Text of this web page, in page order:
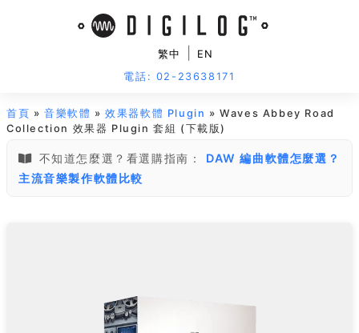
繁中
EN
電話: 02-23638171
首頁 »音樂軟體 »效果器軟體 Plugin » Waves Abbey Road
Collection 效果器 Plugin 套組 (下載版)
不知道怎麼選？看選購指南：
DAW 編曲軟體怎麼選？
主流音樂製作軟體比較